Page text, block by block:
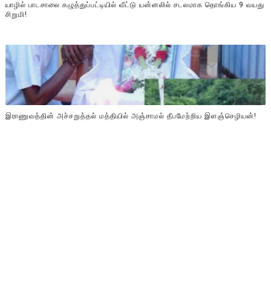
யாழில் பாடசாலை கழுத்துப்பட்டியில் வீட்டு யன்னலில் சடலமாக தொங்கிய 9 வயது
சிறுமி!
இராணுவத்தின் அச்சறுத்தல் மத்தியில் அஞ்சாமல் தீபமேற்றிய இளஞ்செழியன்!